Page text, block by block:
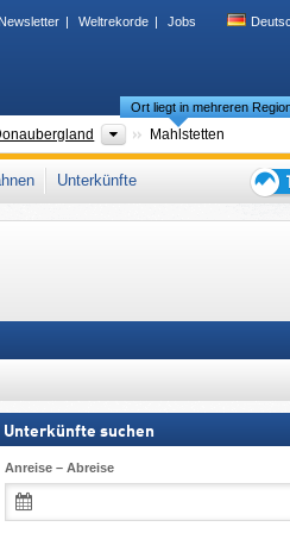
Newsletter Weltrekorde Jobs
Bitte wählen
Ort liegt in mehreren
Mahlstetten
, Westeuropa
Unterkünfte
Unterkünfte suchen
Anreise – Abreise